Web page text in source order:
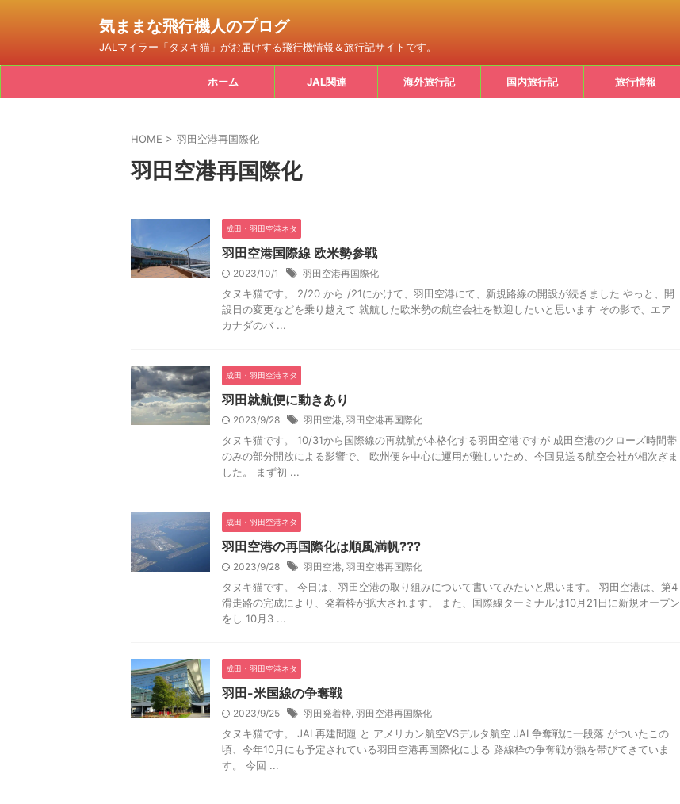
気ままな飛行機人のプログ
JALマイラー「タヌキ猫」がお届けする飛行機情報＆旅行記サイトです。
ホーム JAL関連 海外旅行記 国内旅行記 旅行情報
HOME > 羽田空港再国際化
羽田空港再国際化
成田・羽田空港ネタ
羽田空港国際線 欧米勢参戦
2023/10/1 羽田空港再国際化
タヌキ猫です。 2/20 から /21にかけて、羽田空港にて、新規路線の開設が続きました やっと、開
設日の変更などを乗り越えて 就航した欧米勢の航空会社を歓迎したいと思います その影で、エア
カナダのバ ...
成田・羽田空港ネタ
羽田就航便に動きあり
2023/9/28 羽田空港, 羽田空港再国際化
タヌキ猫です。 10/31から国際線の再就航が本格化する羽田空港ですが 成田空港のクローズ時間帯
のみの部分開放による影響で、 欧州便を中心に運用が難しいため、今回見送る航空会社が相次ぎま
した。 まず初 ...
成田・羽田空港ネタ
羽田空港の再国際化は順風満帆???
2023/9/28 羽田空港, 羽田空港再国際化
タヌキ猫です。 今日は、羽田空港の取り組みについて書いてみたいと思います。 羽田空港は、第4
滑走路の完成により、発着枠が拡大されます。 また、国際線ターミナルは10月21日に新規オープン
をし 10月3 ...
成田・羽田空港ネタ
羽田-米国線の争奪戦
2023/9/25 羽田発着枠, 羽田空港再国際化
タヌキ猫です。 JAL再建問題 と アメリカン航空VSデルタ航空 JAL争奪戦に一段落 がついたこの
頃、今年10月にも予定されている羽田空港再国際化による 路線枠の争奪戦が熱を帯びてきていま
す。 今回 ...